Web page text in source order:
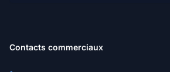
Contacts commerciaux